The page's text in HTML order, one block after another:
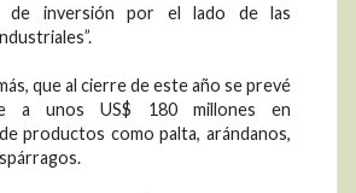
de inversión por el lado de las
que al cierre de este año se prevé
a unos US$ 180 millones en
productos como palta, arándanos,